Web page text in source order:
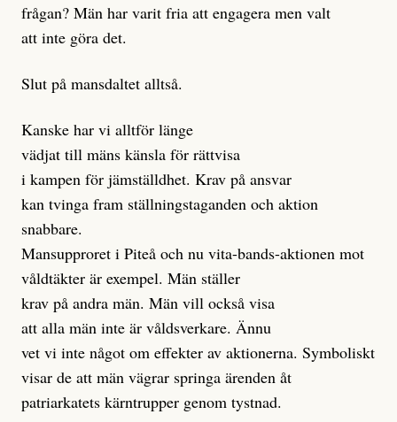
frågan? Män har varit fria att engagera men valt
att inte göra det.
Slut på mansdaltet alltså.
Kanske har vi alltför länge
vädjat till mäns känsla för rättvisa
i kampen för jämställdhet. Krav på ansvar
kan tvinga fram ställningstaganden och aktion
snabbare.
Mansupproret i Piteå och nu vita-bands-aktionen mot
våldtäkter är exempel. Män ställer
krav på andra män. Män vill också visa
att alla män inte är våldsverkare. Ännu
vet vi inte något om effekter av aktionerna. Symboliskt
visar de att män vägrar springa ärenden åt
patriarkatets kärntrupper genom tystnad.